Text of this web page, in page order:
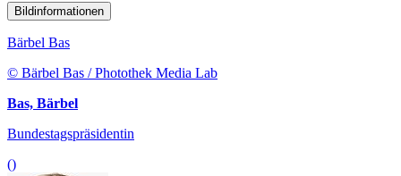
Bildinformationen
Bärbel Bas
© Bärbel Bas / Photothek Media Lab
Bas, Bärbel
Bundestagspräsidentin
()